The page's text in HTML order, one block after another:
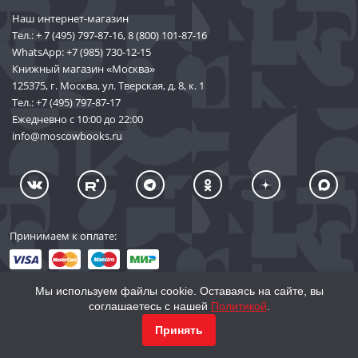
историческая фотография, историческая параллель,
инфографика, представляющая разного рода вооружение от
древних времен до ХХ века, архивные материалы, новинки на
исторические темы из мира кино, книгоиздательства,
электронных и настольных игр.
Наш интернет-магазин
Тел.:+ 7 (495) 797-87-16,8 (800) 101-87-16
WhatsApp:+7 (985) 730-12-15
Книжный магазин «Москва»
125375, г. Москва, ул. Тверская, д. 8, к. 1
Тел.:+7 (495) 797-87-17
Ежедневно с 10:00 до 22:00
info@moscowbooks.ru
Принимаем к оплате:
© 2002–2026 «Торговый Дом Книги «МОСКВА»
Мы используем файлы cookie. Оставаясь на сайте, вы
соглашаетесь с нашей Политикой
Принять